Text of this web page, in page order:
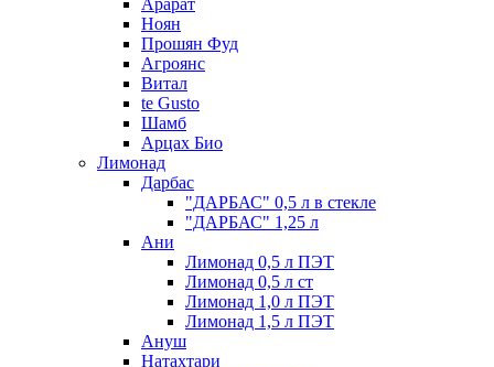
Арарат
Ноян
Прошян Фуд
Агроянс
Витал
te Gusto
Шамб
Арцах Био
Лимонад
Дарбас
"ДАРБАС" 0,5 л в стекле
"ДАРБАС" 1,25 л
Ани
Лимонад 0,5 л ПЭТ
Лимонад 0,5 л ст
Лимонад 1,0 л ПЭТ
Лимонад 1,5 л ПЭТ
Ануш
Натахтари